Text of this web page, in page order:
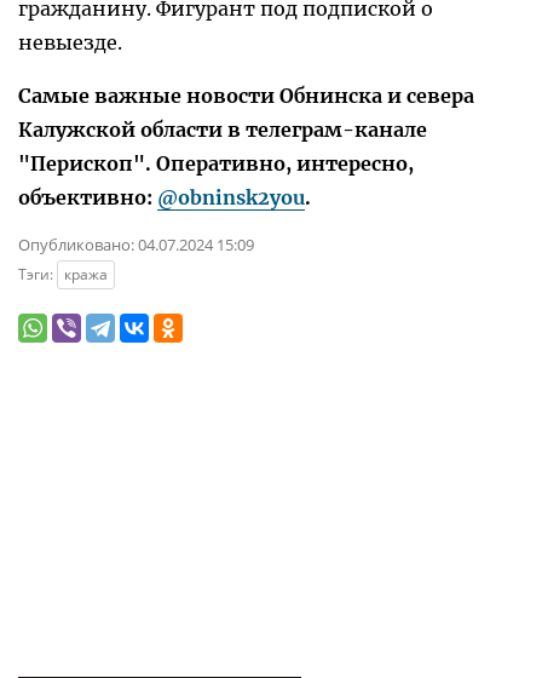
гражданину. Фигурант под подпиской о
невыезде.
Самые важные новости Обнинска и севера
Калужской области в телеграм-канале
"Перископ". Оперативно, интересно,
объективно: @obninsk2you.
Опубликовано:04.07.2024 15:09
Тэги: кража